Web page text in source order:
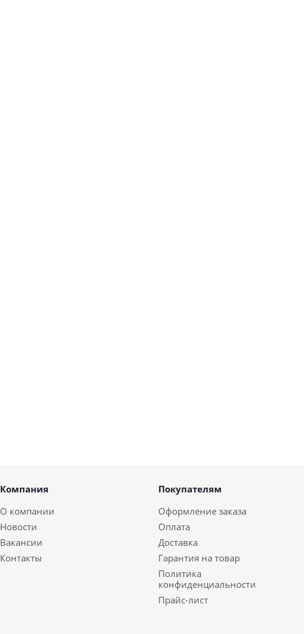
Компания
О компании
Новости
Вакансии
Контакты
Покупателям
Оформление заказа
Оплата
Доставка
Гарантия на товар
Политика
конфиденциальности
Прайс-лист